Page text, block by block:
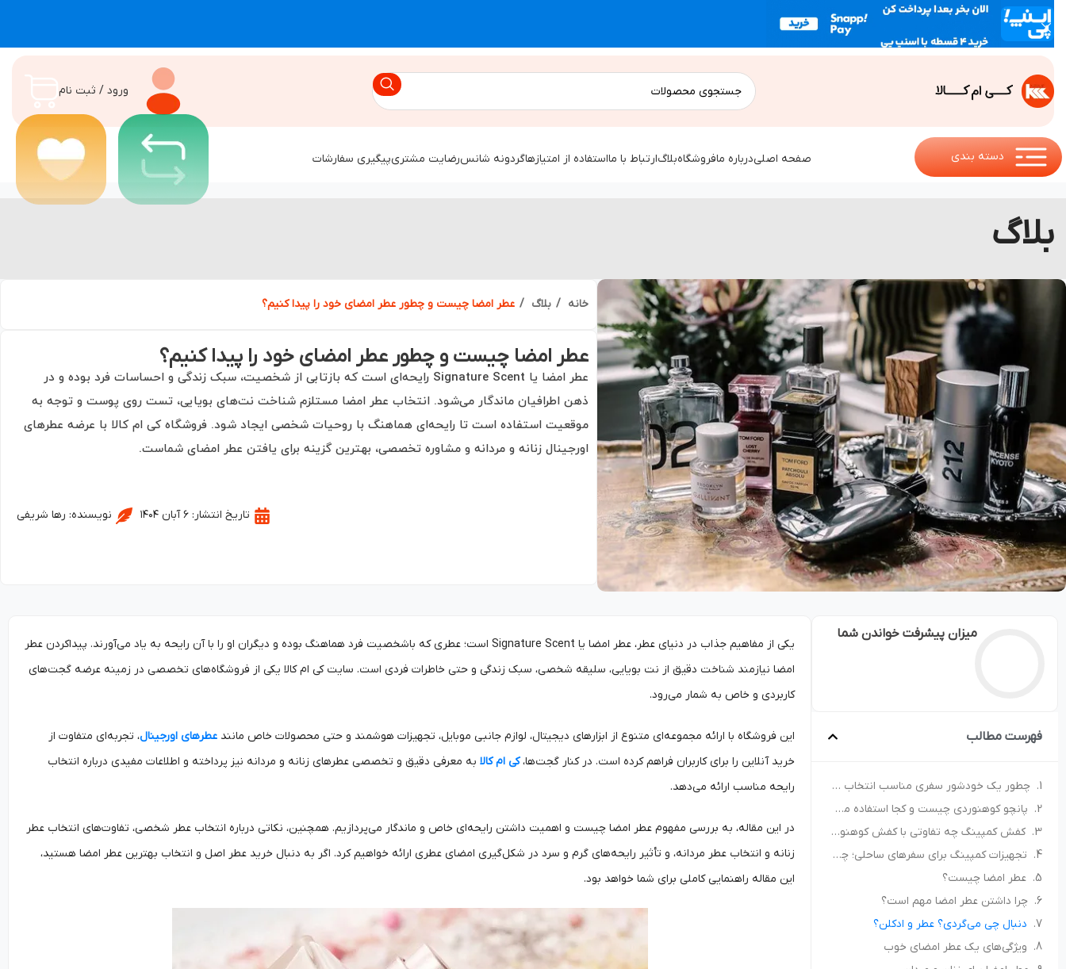
ورود / ثبت نام
دسته بندی صفحه اصلیدرباره مافروشگاهبلاگارتباط با مااستفاده از امتیازهاگردونه شانسرضایت مشتریپیگیری سفارشات
بلاگ
خانه بلاگ عطر امضا چیست و چطور عطر امضای خود را پیدا کنیم؟
عطر امضا چیست و چطور عطر امضای خود را پیدا کنیم؟
عطر امضا یا Signature Scent رایحه‌ای است که بازتابی از شخصیت، سبک زندگی و احساسات فرد بوده و در
ذهن اطرافیان ماندگار می‌شود. انتخاب عطر امضا مستلزم شناخت نت‌های بویایی، تست روی پوست و توجه به
موقعیت استفاده است تا رایحه‌ای هماهنگ با روحیات شخصی ایجاد شود. فروشگاه کی ام کالا با عرضه عطرهای
اورجینال زنانه و مردانه و مشاوره تخصصی، بهترین گزینه برای یافتن عطر امضای شماست.
تاریخ انتشار: ۶ آبان ۱۴۰۴ نویسنده: رها شریفی
میزان پیشرفت خواندن شما
فهرست مطالب
چطور یک خودشور سفری مناسب انتخاب کنیم؟ راهنمای خرید برای کمپ و سفر
پانچو کوهنوردی چیست و کجا استفاده می‌شود؟ راهنمای انتخاب پانچو مناسب
کفش کمپینگ چه تفاوتی با کفش کوهنوردی دارد؟ راهنمای انتخاب کفش مناسب طبیعت‌گردی
تجهیزات کمپینگ برای سفرهای ساحلی؛ چه چیزهایی همراه داشته باشیم؟
عطر امضا چیست؟
چرا داشتن عطر امضا مهم است؟
دنبال چی می‌گردی؟ عطر و ادکلن؟
ویژگی‌های یک عطر امضای خوب
یکی از مفاهیم جذاب در دنیای عطر، عطر امضا یا Signature Scent است؛ عطری که باشخصیت فرد هماهنگ بوده و دیگران او را با آن رایحه به یاد می‌آورند. پیداکردن عطر
امضا نیازمند شناخت دقیق از نت بویایی، سلیقه شخصی، سبک زندگی و حتی خاطرات فردی است. سایت کی ام کالا یکی از فروشگاه‌های تخصصی در زمینه عرضه گجت‌های
کاربردی و خاص به شمار می‌رود.
این فروشگاه با ارائه مجموعه‌ای متنوع از ابزارهای دیجیتال، لوازم جانبی موبایل، تجهیزات هوشمند و حتی محصولات خاص مانند عطرهای اورجینال، تجربه‌ای متفاوت از
خرید آنلاین را برای کاربران فراهم کرده است. در کنار گجت‌ها،کی ام کالابه معرفی دقیق و تخصصی عطرهای زنانه و مردانه نیز پرداخته و اطلاعات مفیدی درباره انتخاب
رایحه مناسب ارائه می‌دهد.
در این مقاله، به بررسی مفهوم عطر امضا چیست و اهمیت داشتن رایحه‌ای خاص و ماندگار می‌پردازیم. همچنین، نکاتی درباره انتخاب عطر شخصی، تفاوت‌های انتخاب عطر
زنانه و انتخاب عطر مردانه، و تأثیر رایحه‌های گرم و سرد در شکل‌گیری امضای عطری ارائه خواهیم کرد. اگر به دنبال خرید عطر اصل و انتخاب بهترین عطر امضا هستید،
این مقاله راهنمایی کاملی برای شما خواهد بود.